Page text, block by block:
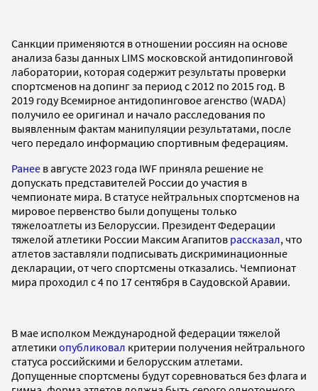
Санкции применяются в отношении россиян на основе
анализа базы данных LIMS московской антидопинговой
лаборатории, которая содержит результаты проверки
спортсменов на допинг за период с 2012 по 2015 год. В
2019 году Всемирное антидопинговое агенство (WADA)
получило ее оригинал и начало расследования по
выявленным фактам манипуляции результатами, после
чего передало информацию спортивным федерациям.
Ранее в августе 2023 года IWF приняла решение не
допускать представителей России до участия в
чемпионате мира. В статусе нейтральных спортсменов на
мировое первенство были допущены только
тяжелоатлеты из Белоруссии. Президент Федерации
тяжелой атлетики России Максим Агапитов рассказал, что
атлетов заставляли подписывать дискриминационные
декларации, от чего спортсмены отказались. Чемпионат
мира проходил с 4 по 17 сентября в Саудовской Аравии.
В мае исполком Международной федерации тяжелой
атлетики опубликовал критерии получения нейтрального
статуса российскими и белорусским атлетами.
Допущенные спортсмены будут соревноваться без флага и